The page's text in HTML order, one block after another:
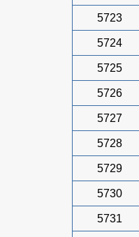
5723
5724
5725
5726
5727
5728
5729
5730
5731